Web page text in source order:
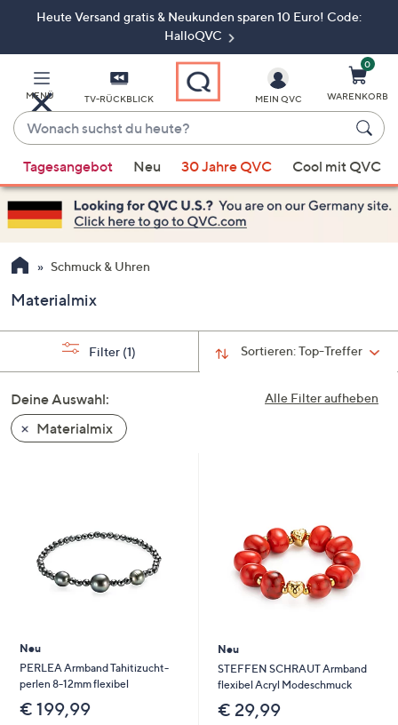
ZumHeute Versand gratis & Neukunden sparen 10 Euro! Code:
HalloQVC
MENÜ TV-RÜCKBLICK
Wonach
suchst
du
heute?
Vorschläge
verfügbar
sind,
verwenden
Sie
Pfeiltasten
nach
und
nach
unten
oder
Geräten
nach
um
diese
anzuzeigen.
MEIN QVC
0
WARENKORB
Tagesangebot Neu 30 Jahre QVC Cool mit QVC
Schmuck & Uhren
Materialmix
Sortieren:Top-Treffer
Filter (1)
Alle Filter aufheben
Deine Auswahl:
Materialmix
Neu
PERLEA Armband Tahitizucht-
perlen 8-12mm flexibel
€ 199,99
Neu
STEFFEN SCHRAUT Armband
flexibel Acryl Modeschmuck
€ 29,99